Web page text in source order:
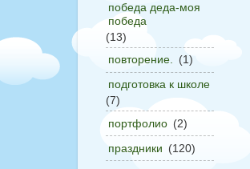
победа деда-моя
победа
(13)
повторение. (1)
подготовка к школе
(7)
портфолио (2)
праздники (120)